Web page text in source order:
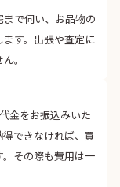
で伺い、お品物の
す。出張や査定に
。
金をお振込みいた
できなければ、買
その際も費用は一